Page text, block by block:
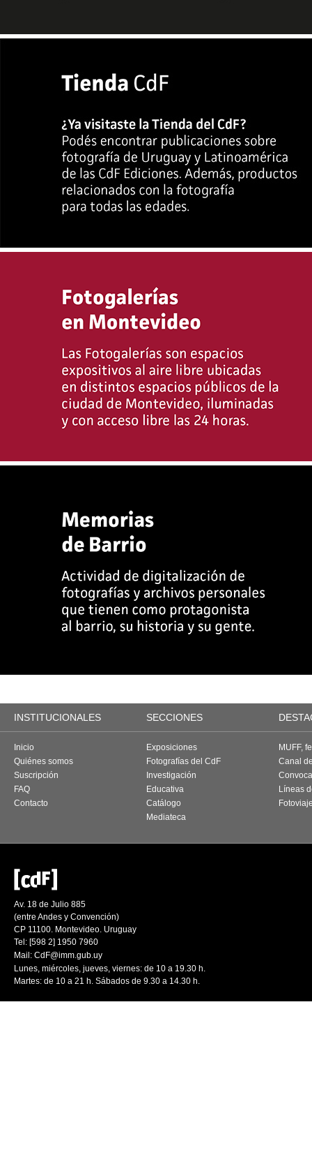
INSTITUCIONALES SECCIONES
Inicio
Quiénes somos
Suscripción
FAQ
Contacto
Exposiciones
Fotografías del CdF
Investigación
Educativa
Catálogo
Mediateca
MUFF,
Canal
Líneas
Av. 18 de Julio 885
(entre Andes y Convención)
CP 11100. Montevideo. Uruguay
Tel: [598 2] 1950 7960
Mail: CdF@imm.gub.uy
Lunes, miércoles, jueves, viernes: de 10 a 19.30 h.
Martes: de 10 a 21 h. Sábados de 9.30 a 14.30 h.